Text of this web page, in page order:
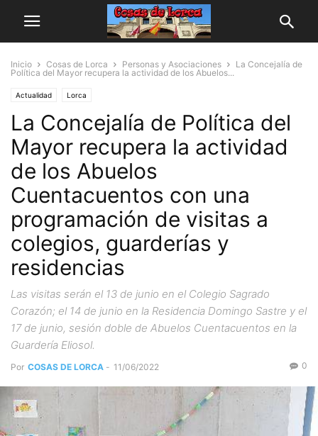
Inicio Cosas de Lorca Personas y Asociaciones
La Concejalía de
Política del Mayor recupera la actividad de los Abuelos...
Actualidad Lorca
La Concejalía de Política del
Mayor recupera la actividad
de los Abuelos
Cuentacuentos con una
programación de visitas a
colegios, guarderías y
residencias
Las visitas serán el 13 de junio en el Colegio Sagrado
Corazón; el 14 de junio en la Residencia Domingo Sastre y el
17 de junio, sesión doble de Abuelos Cuentacuentos en la
Guardería Eliosol.
Por COSAS DE LORCA - 11/06/2022 0